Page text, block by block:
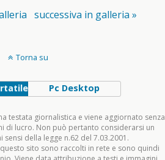
successiva in galleria »
Torna su
Pc Desktop
testata giornalistica e viene aggiornato senza
di lucro. Non può pertanto considerarsi un
della legge n.62 del 7.03.2001.
sito sono raccolti in rete e sono quindi